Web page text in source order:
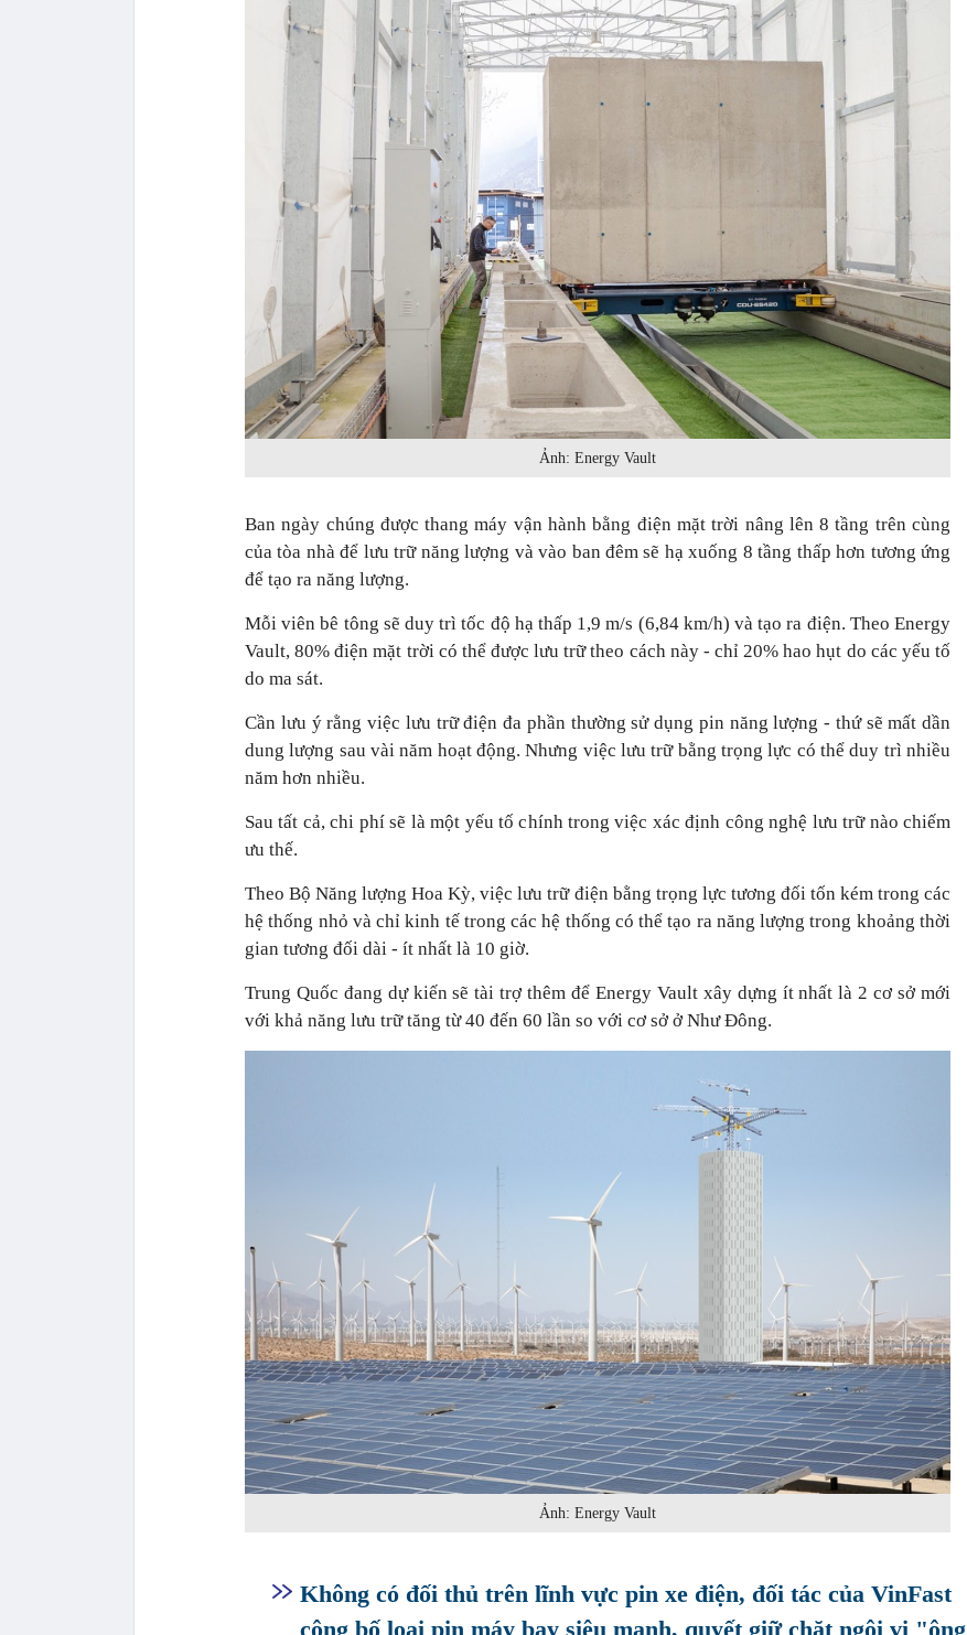
Ảnh: Energy Vault
Ban ngày chúng được thang máy vận hành bằng điện mặt trời nâng lên 8 tầng trên cùng
của tòa nhà để lưu trữ năng lượng và vào ban đêm sẽ hạ xuống 8 tầng thấp hơn tương ứng
để tạo ra năng lượng.
Mỗi viên bê tông sẽ duy trì tốc độ hạ thấp 1,9 m/s (6,84 km/h) và tạo ra điện. Theo Energy
Vault, 80% điện mặt trời có thể được lưu trữ theo cách này - chỉ 20% hao hụt do các yếu tố
do ma sát.
Cần lưu ý rằng việc lưu trữ điện đa phần thường sử dụng pin năng lượng - thứ sẽ mất dần
dung lượng sau vài năm hoạt động. Nhưng việc lưu trữ bằng trọng lực có thể duy trì nhiều
năm hơn nhiều.
Sau tất cả, chi phí sẽ là một yếu tố chính trong việc xác định công nghệ lưu trữ nào chiếm
ưu thế.
Theo Bộ Năng lượng Hoa Kỳ, việc lưu trữ điện bằng trọng lực tương đối tốn kém trong các
hệ thống nhỏ và chỉ kinh tế trong các hệ thống có thể tạo ra năng lượng trong khoảng thời
gian tương đối dài - ít nhất là 10 giờ.
Trung Quốc đang dự kiến sẽ tài trợ thêm để Energy Vault xây dựng ít nhất là 2 cơ sở mới
với khả năng lưu trữ tăng từ 40 đến 60 lần so với cơ sở ở Như Đông.
Ảnh: Energy Vault
Không có đối thủ trên lĩnh vực pin xe điện, đối tác của VinFast
công bố loại pin máy bay siêu mạnh, quyết giữ chặt ngôi vị "ông